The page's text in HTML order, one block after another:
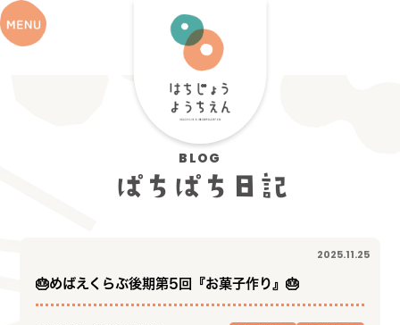
BLOG
ぱちぱち日記
🎂めばえくらぶ後期第5回『お菓子作り』🎂
2025.11.25